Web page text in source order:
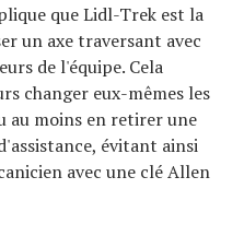
que Lidl-Trek est la
un axe traversant avec
de l'équipe. Cela
changer eux-mêmes les
au moins en retirer une
évitant ainsi
avec une clé Allen